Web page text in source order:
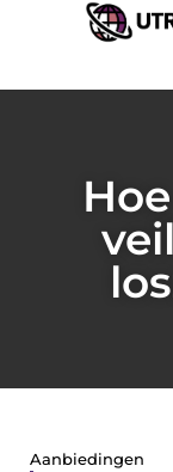
Aanbiedingen